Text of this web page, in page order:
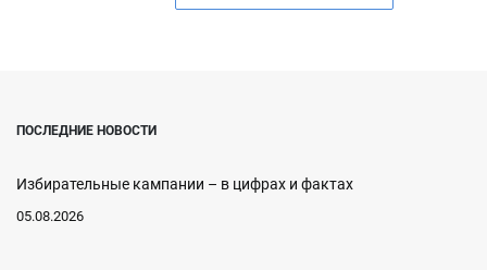
ПОСЛЕДНИЕ НОВОСТИ
Избирательные кампании – в цифрах и фактах
05.08.2026